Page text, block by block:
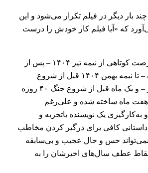
بار دیگر در فیلم تکرار می‌شود و این
که «آیا فیلم کار خودش را درست
فیلم نیم‌شب در فرصت کوتاهی از نیمه تیر ۱۴۰۴ – پس از
پایان جنگ ۱۲ روزه – تا نیمه بهمن ۱۴۰۴ قبل از شروع
جشنواره فیلم فجر – و یک ماه قبل از شروع جنگ ۴۰ روزه
ماه ساخته شده و علی‌رغم
یک نویسنده باتجربه و
کافی برای درگیر کردن مخاطب
حس و حال عجیب و بی‌سابقه
نقاط عطف سال‌های اخیرشان را به